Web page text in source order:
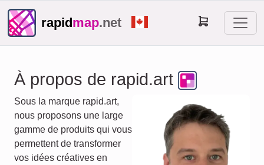
rapidmap.net
À propos de rapid.art
Sous la marque rapid.art,
nous proposons une large
gamme de produits qui vous
permettent de transformer
vos idées créatives en